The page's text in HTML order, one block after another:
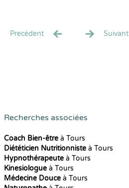
Precédent Suivant
Recherches associées
Coach Bien-être à Tours
Diététicien Nutritionniste à Tours
Hypnothérapeute à Tours
Kinesiologue à Tours
Médecine Douce à Tours